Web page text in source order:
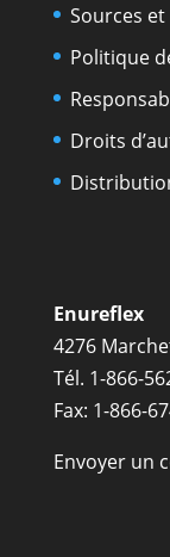
Sources
Politique
Droits
Enureflex
4276
Tél. 1-866-
Fax: 1-866-
Envoyer un